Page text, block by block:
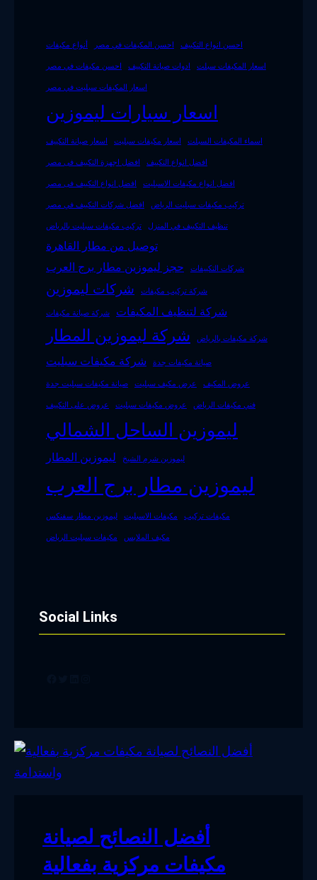
أنواع مكيفات احسن المكيفات في مصر احسن انواع التكييف
احسن مكيفات في مصر ادوات صيانة التكييف اسعار المكيفات سبلت
اسعار المكيفات سبليت في مصر
اسعار سيارات ليموزين
اسعار صيانة التكييف اسعار مكيفات سبليت اسماء المكيفات السبلت
افضل اجهزة التكييف فى مصر افضل انواع التكييف
افضل انواع التكييف فى مصر افضل انواع مكيفات الاسبليت
افضل شركات التكييف في مصر تركيب مكيفات سبليت الرياض
تركيب مكيفات سبليت بالرياض تنظيف التكييف في المنزل
توصيل من مطار القاهرة
حجز ليموزين مطار برج العرب
شركات التكييفات
شركات ليموزين شركة تركيب مكيفات
شركة صيانة مكيفات شركة لتنظيف المكيفات
شركة ليموزين المطار شركة مكيفات بالرياض
شركة مكيفات سبليت صيانة مكيفات جدة
صيانة مكيفات سبليت جدة عرض مكيف سبليت عروض المكيف
عروض على التكييف عروض مكيفات سبليت فني مكيفات الرياض
ليموزين الساحل الشمالي
ليموزين المطار ليموزين شرم الشيخ
ليموزين مطار برج العرب
ليموزين مطار سفنكس مكيفات الاسبليت مكيفات تركيب
مكيفات سبليت الرياض مكيف الملابس
Social Links
أفضل النصائح لصيانة
مكيفات مركزية بفعالية